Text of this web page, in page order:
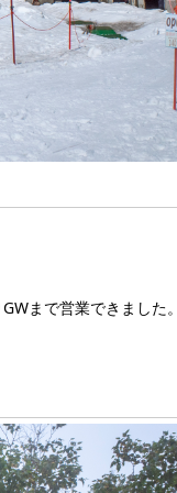
まで営業できました